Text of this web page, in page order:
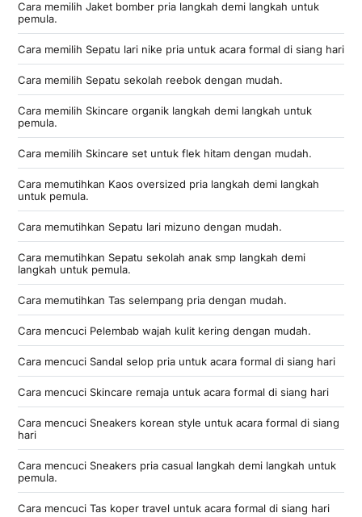
Cara memilih Jaket bomber pria langkah demi langkah untuk
pemula.
Cara memilih Sepatu lari nike pria untuk acara formal di siang hari
Cara memilih Sepatu sekolah reebok dengan mudah.
Cara memilih Skincare organik langkah demi langkah untuk
pemula.
Cara memilih Skincare set untuk flek hitam dengan mudah.
Cara memutihkan Kaos oversized pria langkah demi langkah
untuk pemula.
Cara memutihkan Sepatu lari mizuno dengan mudah.
Cara memutihkan Sepatu sekolah anak smp langkah demi
langkah untuk pemula.
Cara memutihkan Tas selempang pria dengan mudah.
Cara mencuci Pelembab wajah kulit kering dengan mudah.
Cara mencuci Sandal selop pria untuk acara formal di siang hari
Cara mencuci Skincare remaja untuk acara formal di siang hari
Cara mencuci Sneakers korean style untuk acara formal di siang
hari
Cara mencuci Sneakers pria casual langkah demi langkah untuk
pemula.
Cara mencuci Tas koper travel untuk acara formal di siang hari